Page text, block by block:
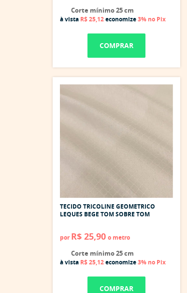
Corte mínimo 25 cm
à vista R$ 25,12economize3% no Pix
COMPRAR
TECIDO TRICOLINE GEOMETRICO
LEQUES BEGE TOM SOBRE TOM
por R$ 25,90 o metro
Corte mínimo 25 cm
à vista R$ 25,12economize3% no Pix
COMPRAR